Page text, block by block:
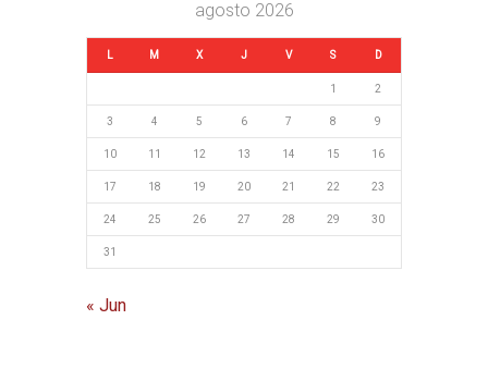
agosto 2026
L M X J V S D
1 2
3 4 5 6 7 8 9
10 11 12 13 14 15 16
17 18 19 20 21 22 23
24 25 26 27 28 29 30
31
« Jun